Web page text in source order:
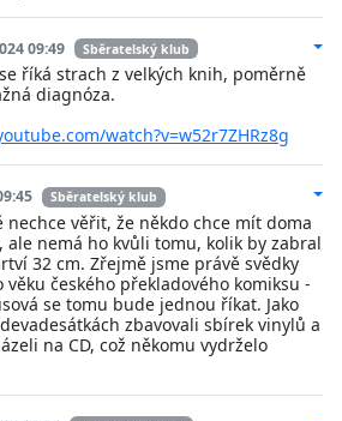
09:49 Sběratelský klub
říká strach z velkých knih, poměrně
diagnóza.
watch?v=w52r7ZHRz8g
Sběratelský klub
nechce věřit, že někdo chce mít doma
ale nemá ho kvůli tomu, kolik by zabral
32 cm. Zřejmě jsme právě svědky
českého překladového komiksu -
se tomu bude jednou říkat. Jako
zbavovali sbírek vinylů a
na CD, což někomu vydrželo